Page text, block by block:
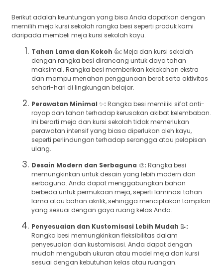
Berikut adalah keuntungan yang bisa Anda dapatkan dengan
memilih meja kursi sekolah rangka besi seperti produk kami
daripada membeli meja kursi sekolah kayu.
Tahan Lama dan Kokoh 👍: Meja dan kursi sekolah
dengan rangka besi dirancang untuk daya tahan
maksimal. Rangka besi memberikan kekokohan ekstra
dan mampu menahan penggunaan berat serta aktivitas
sehari-hari di lingkungan belajar.
Perawatan Minimal ✨: Rangka besi memiliki sifat anti-
rayap dan tahan terhadap kerusakan akibat kelembaban.
Ini berarti meja dan kursi sekolah tidak memerlukan
perawatan intensif yang biasa diperlukan oleh kayu,
seperti perlindungan terhadap serangga atau pelapisan
ulang.
Desain Modern dan Serbaguna 🎨: Rangka besi
memungkinkan untuk desain yang lebih modern dan
serbaguna. Anda dapat menggabungkan bahan
berbeda untuk permukaan meja, seperti laminasi tahan
lama atau bahan akrilik, sehingga menciptakan tampilan
yang sesuai dengan gaya ruang kelas Anda.
Penyesuaian dan Kustomisasi Lebih Mudah 📝:
Rangka besi memungkinkan fleksibilitas dalam
penyesuaian dan kustomisasi. Anda dapat dengan
mudah mengubah ukuran atau model meja dan kursi
sesuai dengan kebutuhan kelas atau ruangan.